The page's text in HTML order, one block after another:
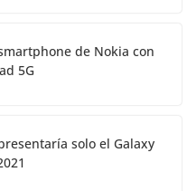
de Nokia con
5G
solo el Galaxy